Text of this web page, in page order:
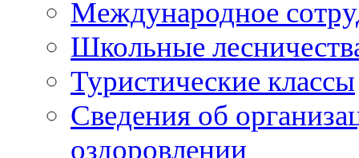
Международное
Школьные
Туристические классы
Сведения об
оздоровлении